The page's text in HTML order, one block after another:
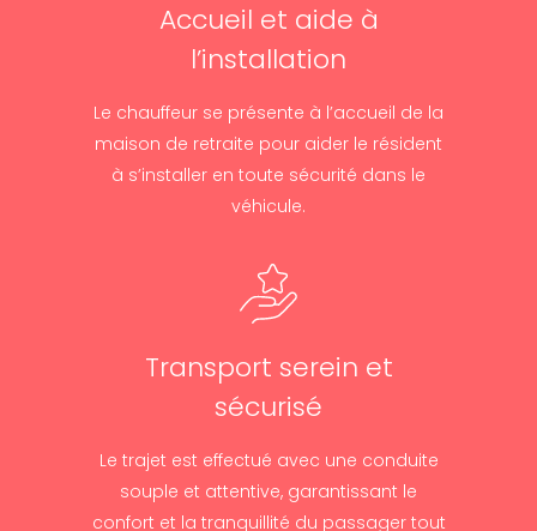
Accueil et aide à
l’installation
Le chauffeur se présente à l’accueil de la
maison de retraite pour aider le résident
à s’installer en toute sécurité dans le
véhicule.
Transport serein et
sécurisé
Le trajet est effectué avec une conduite
souple et attentive, garantissant le
confort et la tranquillité du passager tout